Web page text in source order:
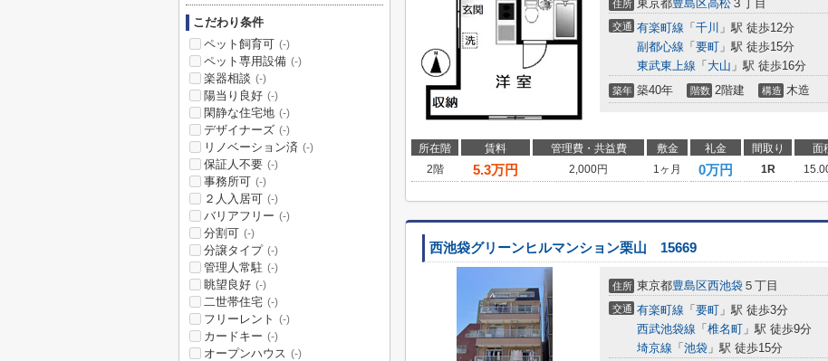
住所 東京都豊島区高松 ３丁目
交通 有楽町線 「 千川 」駅 徒歩12分
副都心線 「 要町 」駅 徒歩15分
東武東上線 「 大山 」駅 徒歩16分
築年 築40年 階数 2階建 構造 木造
所在階 賃料 管理費・共益費 敷金 礼金 間取り 面
2階
5.3万円 2,000円 1ヶ月 0万円 1R
西池袋グリーンヒルマンション栗山 15669
住所 東京都豊島区西池袋 ５丁目
交通 有楽町線 「 要町 」駅 徒歩3分
西武池袋線 「 椎名町 」駅 徒歩9分
埼京線 「 池袋 」駅 徒歩15分
こだわり条件
ペット飼育可 (-)
ペット専用設備 (-)
楽器相談 (-)
陽当り良好 (-)
閑静な住宅地 (-)
デザイナーズ (-)
リノベーション済 (-)
保証人不要 (-)
事務所可 (-)
２人入居可 (-)
バリアフリー (-)
分割可 (-)
分譲タイプ (-)
管理人常駐 (-)
眺望良好 (-)
二世帯住宅 (-)
フリーレント (-)
カードキー (-)
オープンハウス (-)